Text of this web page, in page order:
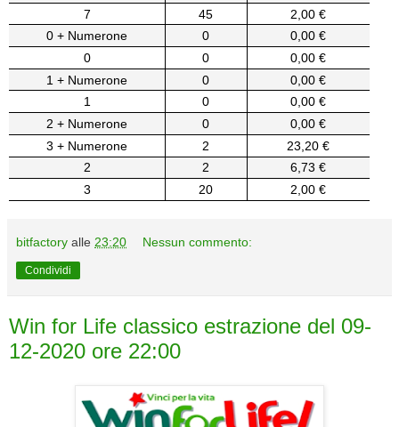
7
45
2,00 €
0 + Numerone
0
0,00 €
0
0
0,00 €
1 + Numerone
0
0,00 €
1
0
0,00 €
2 + Numerone
0
0,00 €
3 + Numerone
2
23,20 €
2
2
6,73 €
3
20 2,00 €
bitfactory alle 23:20 Nessun commento:
Condividi
Win for Life classico estrazione del 09-
12-2020 ore 22:00